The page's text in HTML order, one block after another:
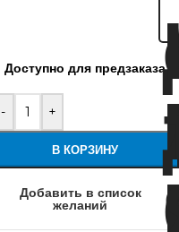
Доступно для предзаказа
- +
В КОРЗИНУ
Добавить в список
желаний